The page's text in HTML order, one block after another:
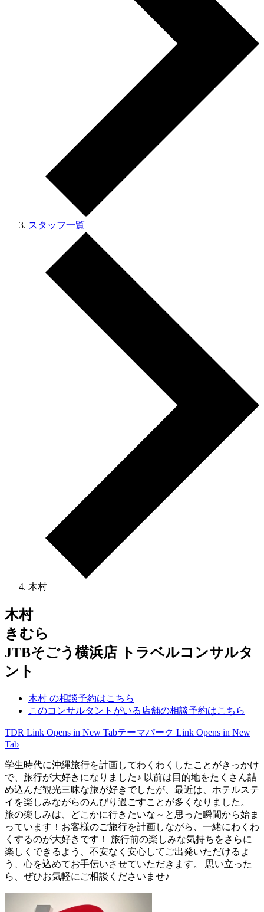
スタッフ一覧
木村
木村
きむら
JTBそごう横浜店 トラベルコンサルタ
ント
木村 の相談予約はこちら
このコンサルタントがいる店舗の相談予約はこちら
TDR Link Opens in New Tabテーマパーク Link Opens in New
Tab
学生時代に沖縄旅行を計画してわくわくしたことがきっかけ
で、旅行が大好きになりました♪ 以前は目的地をたくさん詰
め込んだ観光三昧な旅が好きでしたが、最近は、ホテルステ
イを楽しみながらのんびり過ごすことが多くなりました。
旅の楽しみは、どこかに行きたいな～と思った瞬間から始ま
っています！お客様のご旅行を計画しながら、一緒にわくわ
くするのが大好きです！ 旅行前の楽しみな気持ちをさらに
楽しくできるよう、不安なく安心してご出発いただけるよ
う、心を込めてお手伝いさせていただきます。 思い立った
ら、ぜひお気軽にご相談くださいませ♪